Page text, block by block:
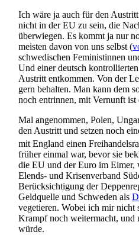
Ich wäre ja auch für den
nicht in der EU zu sein, die
überwiegen. Es kommt ja nur
meisten davon von uns selbst (
schwedischen Feministinnen
Und einer deutsch
Austritt entkommen. Von der
gern behalten. Man kann dem
noch entrinnen, mit Vernunft ist
Mal angenommen, Polen,
den Austritt und setzen noch
mit England einen
früher einmal war, bevor sie
die EU und der Euro im Eimer,
Elends- und Krisen­verband
Berücksichtigung der
Geldquelle und Schweden als
vegetieren. Wobei ich mir nicht
Krampf noch weitermacht, und
würde.